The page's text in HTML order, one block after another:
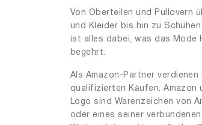
Von Oberteilen und Pullovern
und Kleider bis hin zu
ist alles dabei, was das Mode
begehrt.
Als Amazon-Partner verdienen
qualifizierten Käufen. Amazon
Logo sind Warenzeichen von
oder eines seiner verbundenen